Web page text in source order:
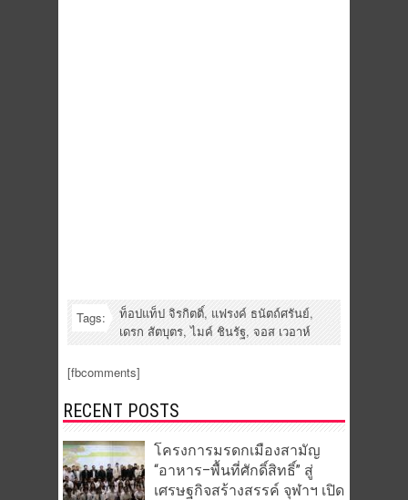
Tags: ท็อปแท็ป จิรกิตติ์, แฟรงค์ ธนัตถ์ศรันย์,
เดรก สัตบุตร,ไมค์ ชินรัฐ, จอส เวอาห์
[fbcomments]
RECENT POSTS
โครงการมรดกเมืองสามัญ
“อาหาร–พื้นที่ศักดิ์สิทธิ์” สู่
เศรษฐกิจสร้างสรรค์ จุฬาฯ เปิด